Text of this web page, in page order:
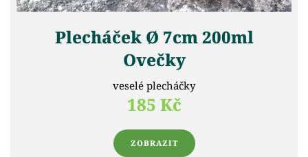
Plecháček Ø 7cm 200ml
Ovečky
veselé plecháčky
185 Kč
ZOBRAZIT